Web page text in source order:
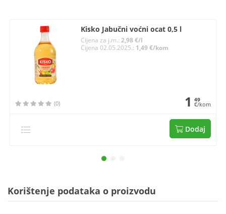
Kisko Jabučni voćni ocat 0,5 l
Cijena za j.m.:2,98 €/l
Cijena 02.05.2025.: 1,49 €/kom
(0) 1 49
€/kom
Dodaj
Korištenje podataka o proizvodu